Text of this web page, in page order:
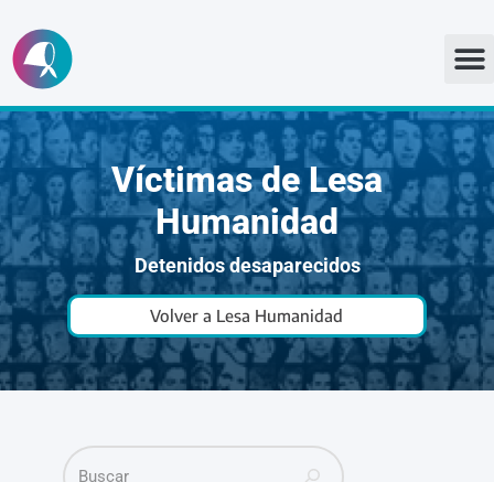
Ir
al
contenido
Víctimas de Lesa
Humanidad
Detenidos desaparecidos
Volver a Lesa Humanidad